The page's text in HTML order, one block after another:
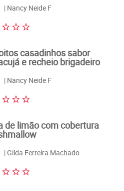
| Nancy Neide F
casadinhos sabor
e recheio brigadeiro
| Nancy Neide F
de limão com cobertura
| Gilda Ferreira Machado